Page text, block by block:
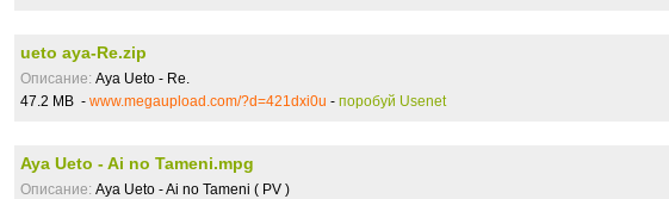
ueto aya-Re.zip
Описание: Aya Ueto - Re.
47.2 MB - www.megaupload.com/?d=421dxi0u - поробуй Usenet
Aya Ueto - Ai no Tameni.mpg
Описание: Aya Ueto - Ai no Tameni ( PV )